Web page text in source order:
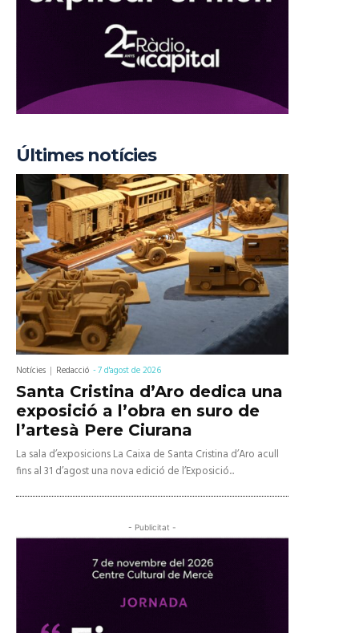
Últimes notícies
Notícies Redacció -7 d'agost de 2026
Santa Cristina d’Aro dedica una
exposició a l’obra en suro de
l’artesà Pere Ciurana
La sala d’exposicions La Caixa de Santa Cristina d’Aro acull
fins al 31 d’agost una nova edició de l’Exposició...
- Publicitat -